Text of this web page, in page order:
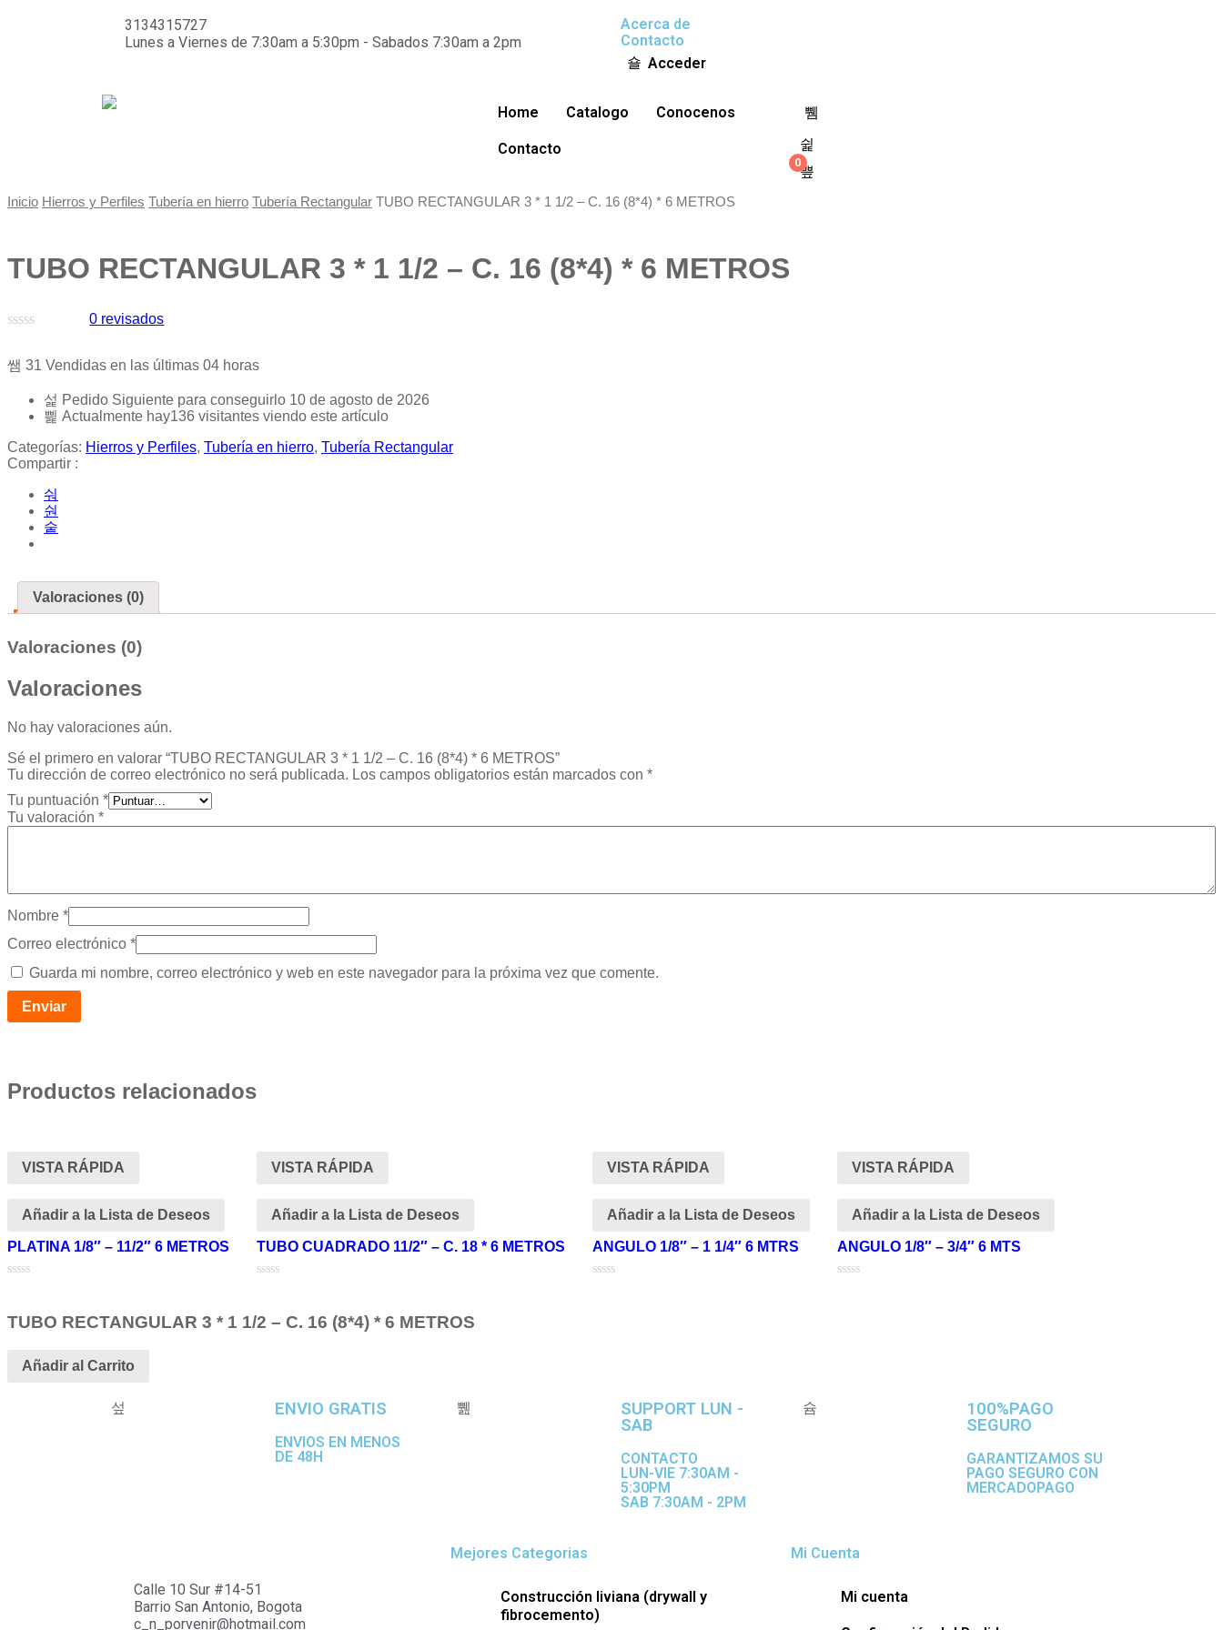
3134315727
Lunes a Viernes de 7:30am a 5:30pm - Sabados 7:30am a 2pm
Acerca de
Contacto
Acceder
Home Catalogo Conocenos
Contacto
0
Inicio Hierros y Perfiles Tubería en hierro Tubería Rectangular TUBO RECTANGULAR 3 * 1 1/2 – C. 16 (8*4) * 6 METROS
TUBO RECTANGULAR 3 * 1 1/2 – C. 16 (8*4) * 6 METROS
0
0 revisados
31 Vendidas en las últimas 04 horas
Pedido Siguiente para conseguirlo 10 de agosto de 2026
Actualmente hay136 visitantes viendo este artículo
Categorías: Hierros y Perfiles, Tubería en hierro, Tubería Rectangular
Compartir :
Valoraciones (0)
Valoraciones (0)
Valoraciones
No hay valoraciones aún.
Sé el primero en valorar “TUBO RECTANGULAR 3 * 1 1/2 – C. 16 (8*4) * 6 METROS”
Tu dirección de correo electrónico no será publicada. Los campos obligatorios están marcados con *
Tu puntuación *
Tu valoración *
Nombre *
Correo electrónico *
Guarda mi nombre, correo electrónico y web en este navegador para la próxima vez que comente.
Productos relacionados
VISTA RÁPIDA
Añadir a la Lista de Deseos
PLATINA 1/8″ – 11/2″ 6 METROS
de
VISTA RÁPIDA
Añadir a la Lista de Deseos
TUBO CUADRADO 11/2″ – C. 18 * 6 METROS
de
VISTA RÁPIDA
Añadir a la Lista de Deseos
ANGULO 1/8″ – 1 1/4″ 6 MTRS
VISTA RÁPIDA
Añadir a la Lista de Deseos
ANGULO 1/8″ – 3/4″ 6 MTS
TUBO RECTANGULAR 3 * 1 1/2 – C. 16 (8*4) * 6 METROS
Añadir al Carrito
ENVIO GRATIS
ENVIOS EN MENOS
DE 48H
SUPPORT LUN -
SAB
CONTACTO
LUN-VIE 7:30AM -
5:30PM
SAB 7:30AM - 2PM
100%PAGO
SEGURO
GARANTIZAMOS SU
PAGO SEGURO CON
MERCADOPAGO
Calle 10 Sur #14-51
Barrio San Antonio, Bogota
c_n_porvenir@hotmail.com
Mejores Categorias
Construcción liviana (drywall y
fibrocemento)
Mi Cuenta
Mi cuenta